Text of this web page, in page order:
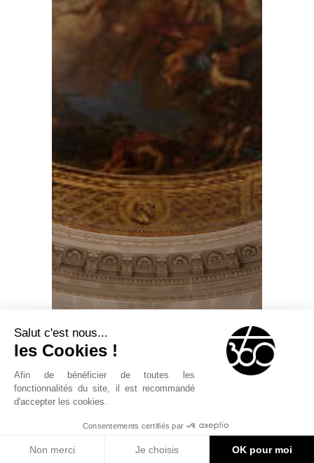
Salut c'est nous...
les Cookies !
Afin de bénéficier de toutes les
fonctionnalités du site, il est recommandé
d'accepter les cookies.
Consentements certifiés par
Non merci Je choisis OK pour moi